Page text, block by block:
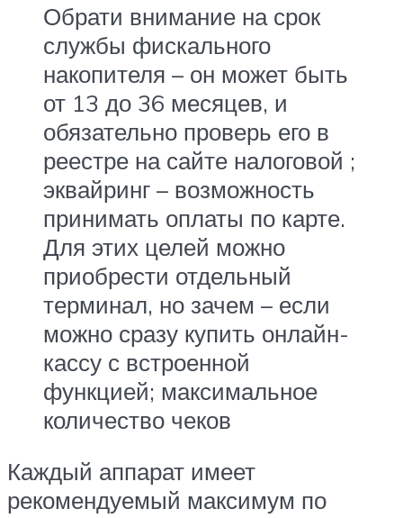
Обрати внимание на срок
службы фискального
накопителя – он может быть
от 13 до 36 месяцев, и
обязательно проверь его в
реестре на сайте налоговой ;
эквайринг – возможность
принимать оплаты по карте.
Для этих целей можно
приобрести отдельный
терминал, но зачем – если
можно сразу купить онлайн-
кассу с встроенной
функцией; максимальное
количество чеков
Каждый аппарат имеет
рекомендуемый максимум по